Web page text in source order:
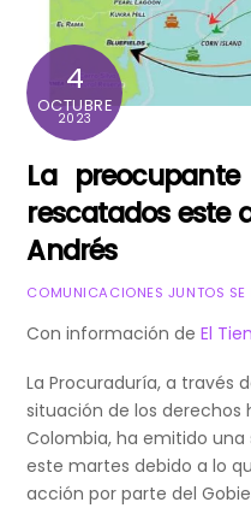
4
OCTUBRE
2023
La
rescatados este
Andrés
COMUNICACIONES JUNTOS SE
Con información deEl
La Procuraduría, a través
situación de los derechos
Colombia, ha emitido
este martes debido a lo
acción por parte del